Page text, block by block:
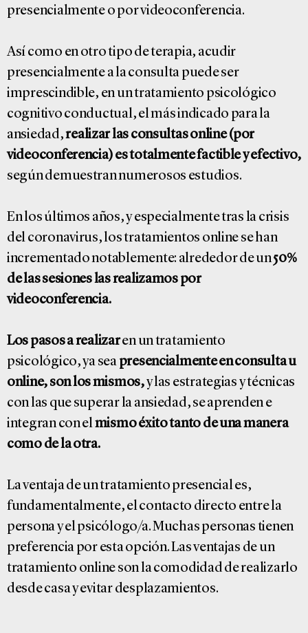
presencialmente o por videoconferencia.
Así como en otro tipo de terapia, acudir
presencialmente a la consulta puede ser
imprescindible, en un tratamiento psicológico
cognitivo conductual, el más indicado para la
ansiedad,realizar las consultas online (por
videoconferencia) es totalmente factible y efectivo,
según demuestran numerosos estudios.
En los últimos años, y especialmente tras la crisis
del coronavirus, los tratamientos online se han
incrementado notablemente: alrededor de un50%
de las sesiones las realizamos por
videoconferencia.
Los pasos a realizaren un tratamiento
psicológico, ya sea presencialmente en consulta u
online, son los mismos,y las estrategias y técnicas
con las que superar la ansiedad, se aprenden e
integran con elmismo éxito tanto de una manera
como de la otra.
La ventaja de un tratamiento presencial es,
fundamentalmente, el contacto directo entre la
persona y el psicólogo/a. Muchas personas tienen
preferencia por esta opción. Las ventajas de un
tratamiento online son la comodidad de realizarlo
desde casa y evitar desplazamientos.